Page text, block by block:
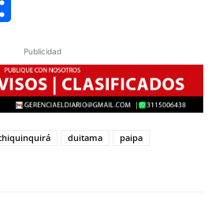
Publicidad
duitama
paipa